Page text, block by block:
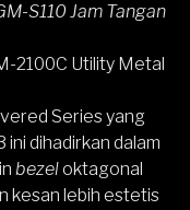
S110 Jam Tangan
2100C Utility Metal
Series yang
dihadirkan dalam
bezeloktagonal
kesan lebih estetis